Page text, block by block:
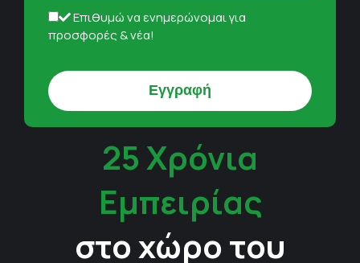
Επιθυμώ να ενημερώνομαι για
προσφορές & νέα!
25 Χρόνια
Εμπειρίας
στο χώρο του